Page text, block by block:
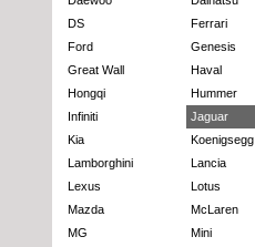
DS
Ferrari
Ford
Genesis
Great Wall
Haval
Hongqi
Hummer
Infiniti
Jaguar
Kia
Koenigsegg
Lamborghini
Lancia
Lexus
Lotus
Mazda
McLaren
MG
Mini